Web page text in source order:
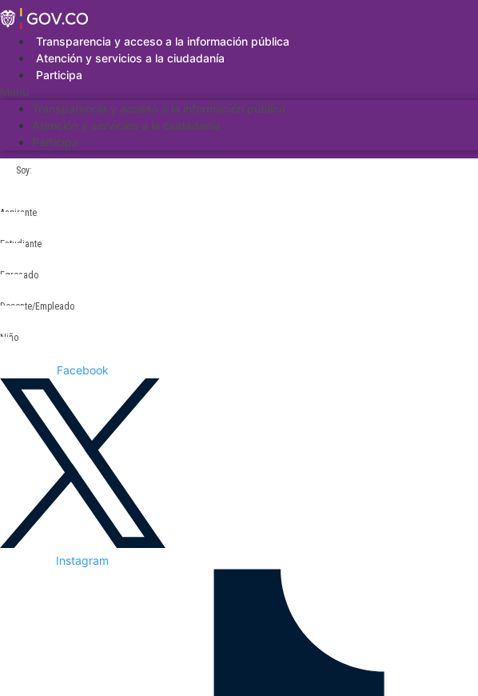
Saltar
al
contenidoTransparencia y acceso a la información pública
Atención y servicios a la ciudadanía
Participa
Menu
Transparencia y acceso a la información pública
Atención y servicios a la ciudadanía
Participa
Soy:
Aspirante
Estudiante
Egresado
Docente/Empleado
Niño
Facebook
Instagram